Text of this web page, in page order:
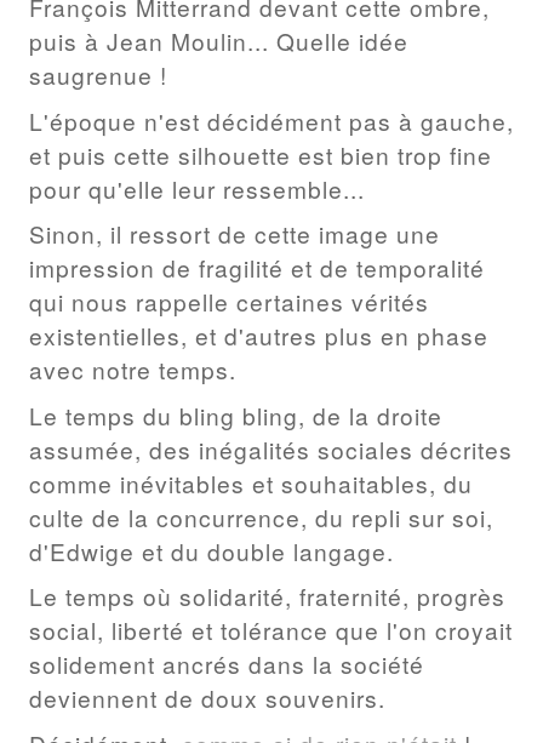
François Mitterrand devant cette ombre,
puis à Jean Moulin... Quelle idée
saugrenue !
L'époque n'est décidément pas à gauche,
et puis cette silhouette est bien trop fine
pour qu'elle leur ressemble...
Sinon, il ressort de cette image une
impression de fragilité et de temporalité
qui nous rappelle certaines vérités
existentielles, et d'autres plus en phase
avec notre temps.
Le temps du bling bling, de la droite
assumée, des inégalités sociales décrites
comme inévitables et souhaitables, du
culte de la concurrence, du repli sur soi,
d'Edwige et du double langage.
Le temps où solidarité, fraternité, progrès
social, liberté et tolérance que l'on croyait
solidement ancrés dans la société
deviennent de doux souvenirs.